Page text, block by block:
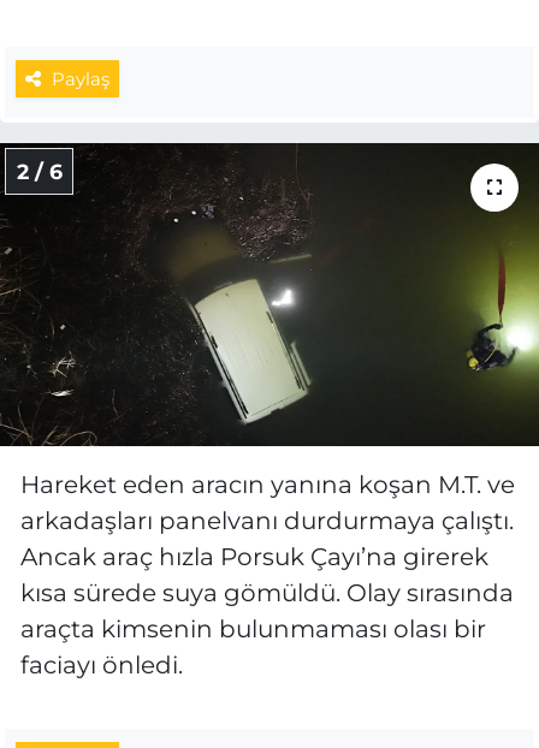
Paylaş
2 / 6
Hareket eden aracın yanına koşan M.T. ve
arkadaşları panelvanı durdurmaya çalıştı.
Ancak araç hızla Porsuk Çayı’na girerek
kısa sürede suya gömüldü. Olay sırasında
araçta kimsenin bulunmaması olası bir
faciayı önledi.